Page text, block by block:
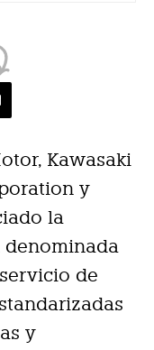
Kawasaki
y
la
denominada
de
y